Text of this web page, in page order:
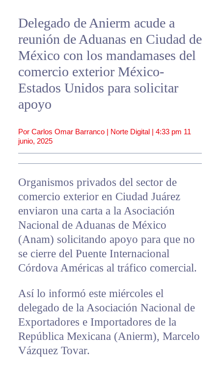
Delegado de Anierm acude a
reunión de Aduanas en Ciudad de
México con los mandamases del
comercio exterior México-
Estados Unidos para solicitar
apoyo
Por Carlos Omar Barranco | Norte Digital | 4:33 pm 11
junio, 2025
Organismos privados del sector de
comercio exterior en Ciudad Juárez
enviaron una carta a la Asociación
Nacional de Aduanas de México
(Anam) solicitando apoyo para que no
se cierre del Puente Internacional
Córdova Américas al tráfico comercial.
Así lo informó este miércoles el
delegado de la Asociación Nacional de
Exportadores e Importadores de la
República Mexicana (Anierm), Marcelo
Vázquez Tovar.